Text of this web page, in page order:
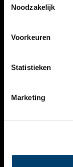
Noodzakelijk
Voorkeuren
Statistieken
Marketing
VERHALEN
KALENDER
THEMA’S
VIDEO’S
CONTACT